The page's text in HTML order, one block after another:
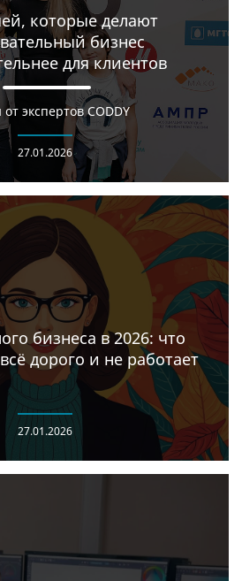
которые делают
бизнес
для клиентов
экспертов CODDY
27.01.2026
бизнеса в 2026: что
дорого и не работает
27.01.2026